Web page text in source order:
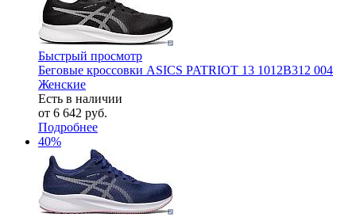
Быстрый просмотр
Беговые кроссовки ASICS PATRIOT 13 1012B312 004
Женские
Есть в наличии
от 6 642 руб.
Подробнее
40%